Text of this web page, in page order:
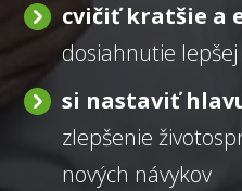
cvičiť kratšie a
dosiahnutie
si nastaviť
zlepšenie
nových návykov